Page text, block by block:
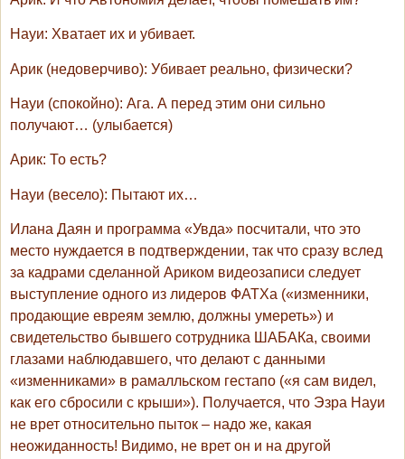
Науи: Хватает их и убивает.
Арик (недоверчиво): Убивает реально, физически?
Науи (спокойно): Ага. А перед этим они сильно
получают… (улыбается)
Арик: То есть?
Науи (весело): Пытают их…
Илана Даян и программа «Увда» посчитали, что это
место нуждается в подтверждении, так что сразу вслед
за кадрами сделанной Ариком видеозаписи следует
выступление одного из лидеров ФАТХа («изменники,
продающие евреям землю, должны умереть») и
свидетельство бывшего сотрудника ШАБАКа, своими
глазами наблюдавшего, что делают с данными
«изменниками» в рамалльском гестапо («я сам видел,
как его сбросили с крыши»). Получается, что Эзра Науи
не врет относительно пыток – надо же, какая
неожиданность! Видимо, не врет он и на другой